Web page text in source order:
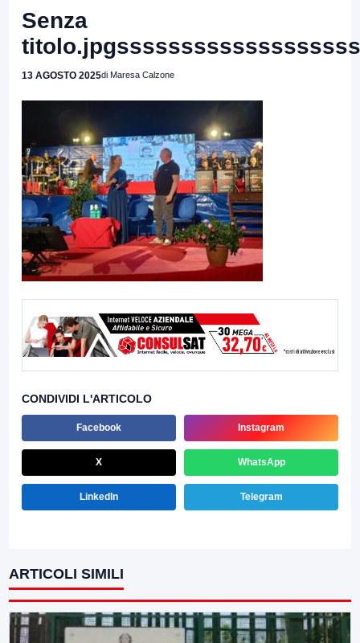
Senza
13 AGOSTO 2025di Maresa Calzone
CONDIVIDI L'ARTICOLO
Facebook Instagram
X WhatsApp
LinkedIn Telegram
ARTICOLI SIMILI